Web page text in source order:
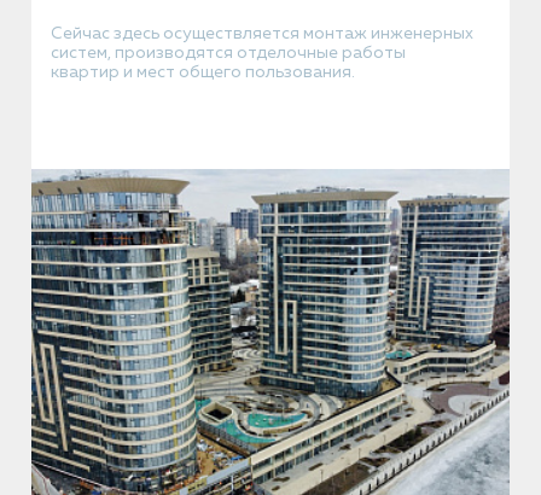
Сейчас здесь осуществляется монтаж инженерных
систем, производятся отделочные работы
квартир и мест общего пользования.